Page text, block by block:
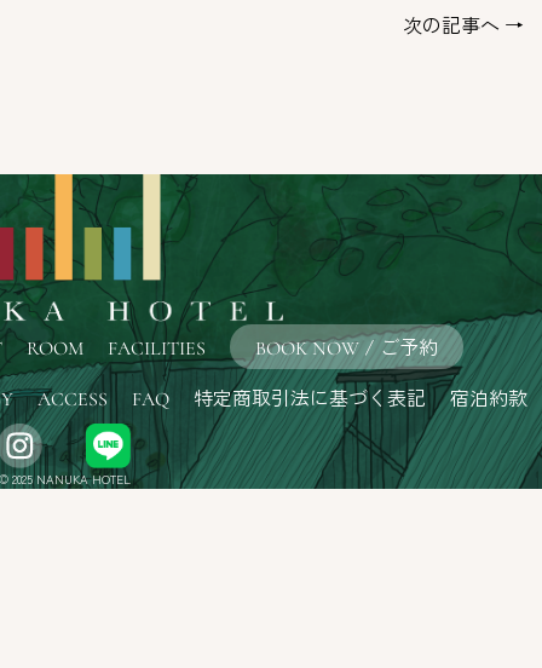
次の記事へ →
ROOM FACILITIES BOOK NOW/ ご予約
ACCESS FAQ 特定商取引法に基づく表記 宿泊約款
2025 NANUKA HOTEL